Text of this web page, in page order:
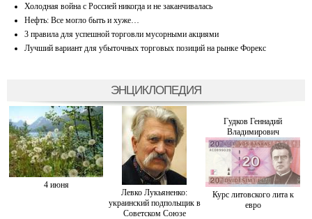
Холодная война с Россией никогда и не заканчивалась
Нефть: Все могло быть и хуже…
3 правила для успешной торговли мусорными акциями
Лучший вариант для убыточных торговых позиций на рынке Форекс
ЭНЦИКЛОПЕДИЯ
4 июня
Левко Лукьяненко:
украинский подпольщик в
Советском Союзе
Гудков Геннадий
Владимирович
Курс литовского лита к
евро